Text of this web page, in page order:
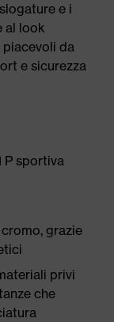
e i
al look
da
e sicurezza
P sportiva
grazie
privi
che